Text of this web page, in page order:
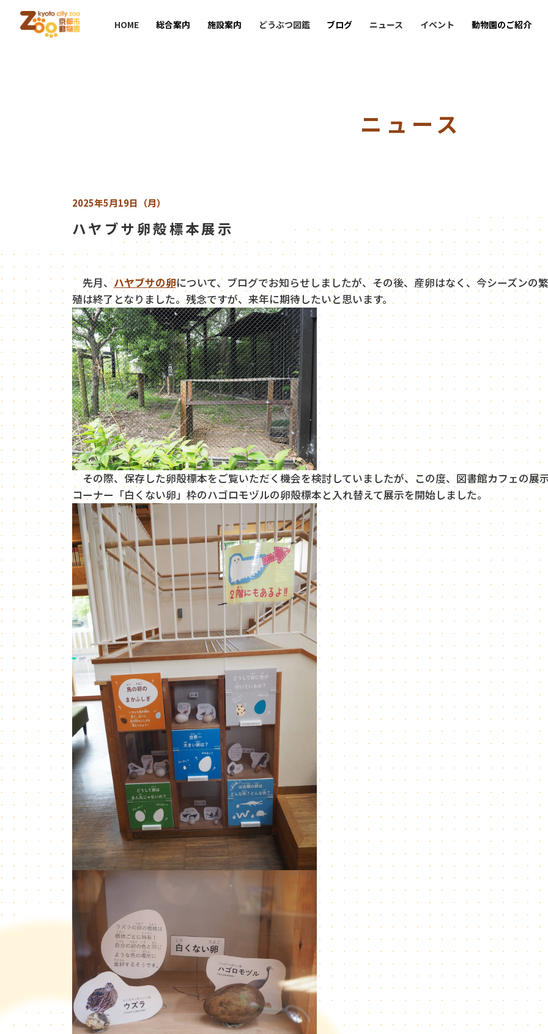
HOME 総合案内 施設案内 どうぶつ図鑑 ブログ ニュース イベント 動物園のご紹介
ニュース
2025年5月19日（月）
ハヤブサ卵殻標本展示
先月、ハヤブサの卵について、ブログでお知らせしましたが、その後、産卵はなく、今シーズンの繁
殖は終了となりました。残念ですが、来年に期待したいと思います。
その際、保存した卵殻標本をご覧いただく機会を検討していましたが、この度、図書館カフェの展
コーナー「白くない卵」枠のハゴロモヅルの卵殻標本と入れ替えて展示を開始しました。